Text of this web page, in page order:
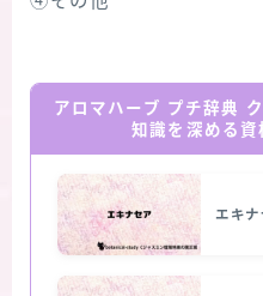
アロマハーブ プチ辞典
知識を深める
エキナ